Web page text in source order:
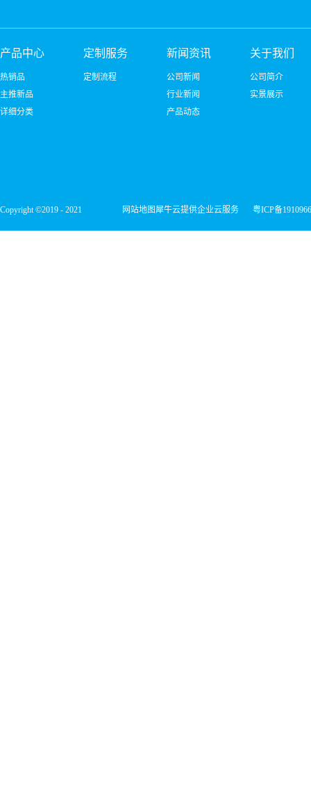
产品中心
热销品
主推新品
详细分类
定制服务
定制流程
新闻资讯
公司新闻
行业新闻
产品动态
关于我们
公司简介
实景展示
Copyright ©2019 - 2021 网站地图犀牛云提供企业云服务 粤ICP备